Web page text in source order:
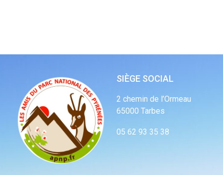
SIÈGE SOCIAL
2 chemin de l’Ormeau
65000 Tarbes
05 62 93 35 38